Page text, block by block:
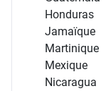
Honduras
Jamaïque
Martinique
Mexique
Nicaragua